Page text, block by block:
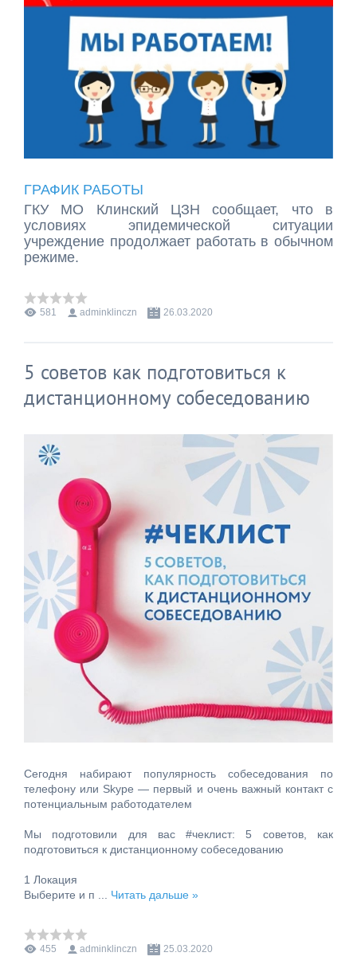
ГРАФИК РАБОТЫ
ГКУ МО Клинский ЦЗН сообщает, что в
условиях эпидемической ситуации
учреждение продолжает работать в обычном
режиме.
581 adminklinczn 26.03.2020
5 советов как подготовиться к
дистанционному собеседованию
Сегодня набирают популярность собеседования по
телефону или Skype — первый и очень важный контакт с
потенциальным работодателем
Мы подготовили для вас #чеклист: 5 советов, как
подготовиться к дистанционному собеседованию
1 Локация
Выберите и п
Читать дальше »
455 adminklinczn 25.03.2020